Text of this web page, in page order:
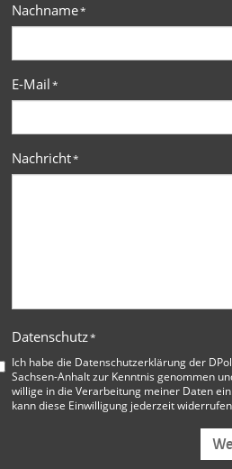
Nachname*
E-Mail*
Nachricht*
Datenschutz*
Ich habe die Datenschutzerklärung der
Sachsen-Anhaltzur Kenntnis genommen
willige in die Verarbeitung meiner Daten
kann diese Einwilligung jederzeit